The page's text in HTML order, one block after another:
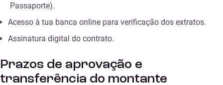
Passaporte).
Acesso à tua banca online para verificação dos extratos.
Assinatura digital do contrato.
Prazos de aprovação e
transferência do montante